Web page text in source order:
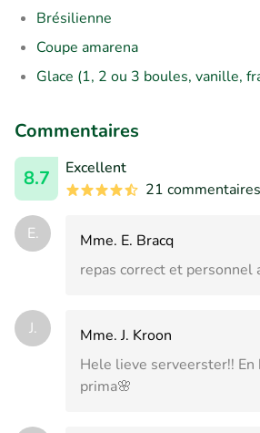
Brésilienne
Coupe amarena
Glace (1, 2 ou 3 boules, vanille,
Commentaires
8.7
Excellent
21 commentaires
E.
Mme. E. Bracq
repas correct et personnel
J.
Mme. J. Kroon
Hele lieve serveerster!! En
prima🌸